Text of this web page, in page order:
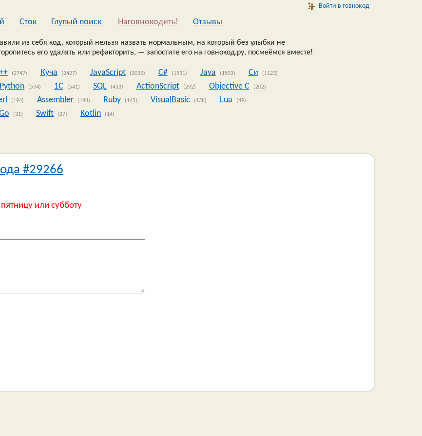
Войти в говнокод
Сток Глупый поиск Наговнокодить! Oтзывы
из себя код, который нельзя назвать нормальным, на который без улыбки не
его удалять или рефакторить, — запостите его на говнокод.ру, посмеёмся вместе!
(2747) Куча (2427) JavaScript (2035) C# (1931) Java (1503) Си (1123)
Python (594) 1C (541) SQL (433) ActionScript (292) Objective C (202)
(194) Assembler (148) Ruby (145) VisualBasic (138) Lua (49)
(31) Swift (27) Kotlin (14)
#29266
или субботу